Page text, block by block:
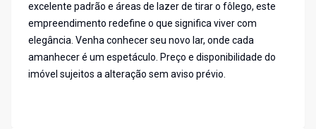
excelente padrão e áreas de lazer de tirar o fôlego, este
empreendimento redefine o que significa viver com
elegância. Venha conhecer seu novo lar, onde cada
amanhecer é um espetáculo. Preço e disponibilidade do
imóvel sujeitos a alteração sem aviso prévio.